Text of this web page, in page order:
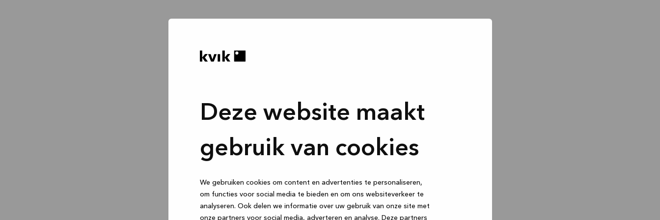
Deze website maakt
gebruik van cookies
We gebruiken cookies om content en advertenties te personaliseren,
om functies voor social media te bieden en om ons websiteverkeer te
analyseren. Ook delen we informatie over uw gebruik van onze site met
onze partners voor social media, adverteren en analyse. Deze partners